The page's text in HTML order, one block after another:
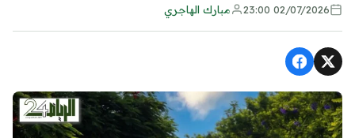
02/07/2026 23:00 مبارك الهاجري